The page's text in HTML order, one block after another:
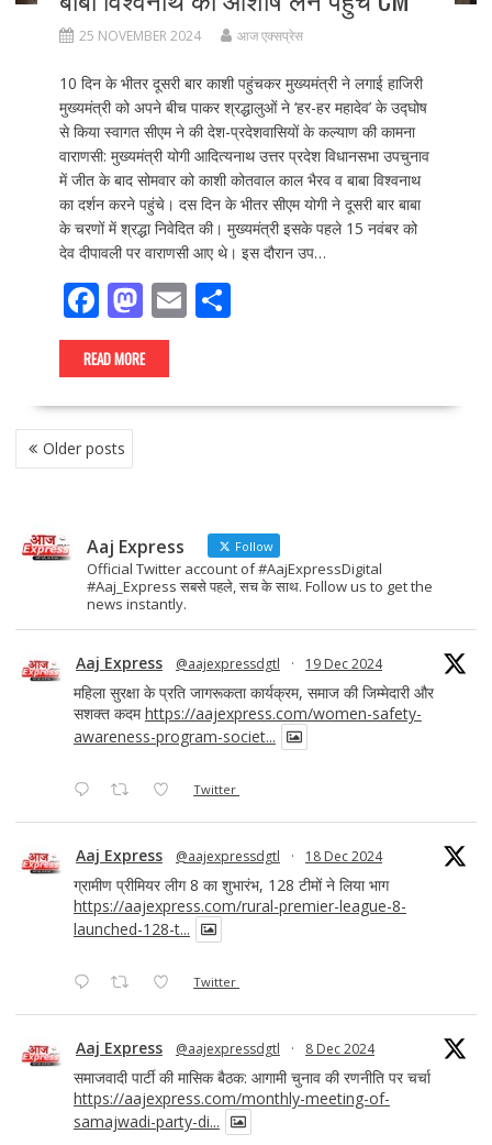
25 NOVEMBER 2024 आज एक्सप्रेस
10 दिन के भीतर दूसरी बार काशी पहुंचकर मुख्यमंत्री ने लगाई हाजिरी
मुख्यमंत्री को अपने बीच पाकर श्रद्धालुओं ने ‘हर-हर महादेव’ के उद्घोष
से किया स्वागत सीएम ने की देश-प्रदेशवासियों के कल्याण की कामना
वाराणसी: मुख्यमंत्री योगी आदित्यनाथ उत्तर प्रदेश विधानसभा उपचुनाव
में जीत के बाद सोमवार को काशी कोतवाल काल भैरव व बाबा विश्वनाथ
का दर्शन करने पहुंचे। दस दिन के भीतर सीएम योगी ने दूसरी बार बाबा
के चरणों में श्रद्धा निवेदित की। मुख्यमंत्री इसके पहले 15 नवंबर को
देव दीपावली पर वाराणसी आए थे। इस दौरान उप…
F
ac
e
b
o
o
M
as
to
d
E
l
S
e
READ MORE
POSTS
NAVIGATION
Older posts
Aaj Express Follow
Official Twitter account of #AajExpressDigital
#Aaj_Express सबसे पहले, सच के साथ. Follow us to get the
news instantly.
Aaj Express @aajexpressdgtl · 19 Dec 2024
महिला सुरक्षा के प्रति जागरूकता कार्यक्रम, समाज की जिम्मेदारी और
सशक्त कदमhttps://aajexpress.com/women-safety-
awareness-program-societ...
Twitter
Aaj Express @aajexpressdgtl · 18 Dec 2024
ग्रामीण प्रीमियर लीग 8 का शुभारंभ, 128 टीमों ने लिया भाग
https://aajexpress.com/rural-premier-league-8-
launched-128-t...
Twitter
Aaj Express @aajexpressdgtl · 8 Dec 2024
समाजवादी पार्टी की मासिक बैठक: आगामी चुनाव की रणनीति पर चर्चा
https://aajexpress.com/monthly-meeting-of-
samajwadi-party-di...